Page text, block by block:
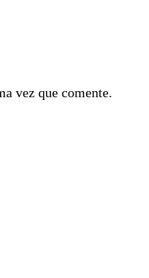
vez que comente.